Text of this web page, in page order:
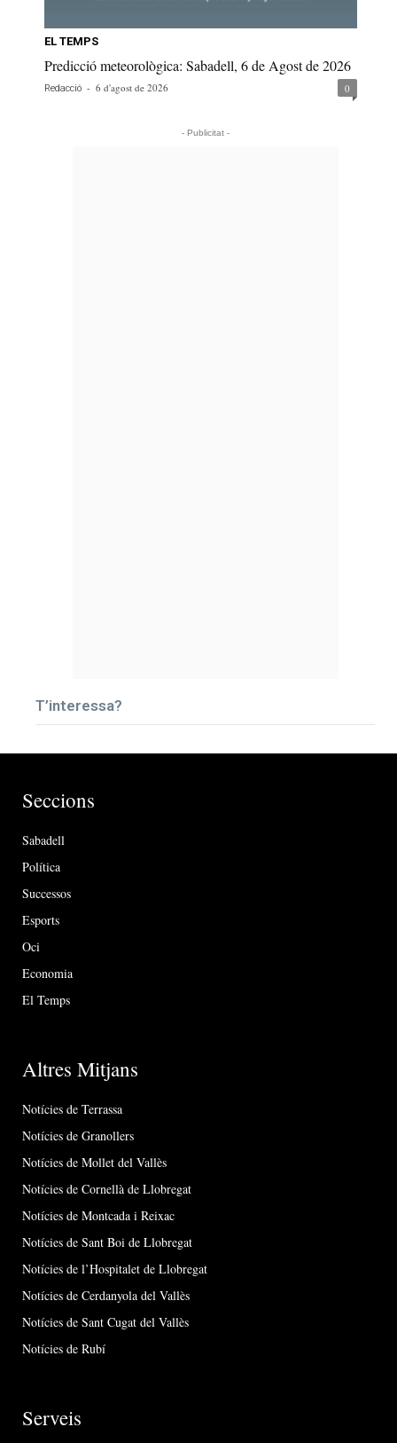
EL TEMPS
Predicció meteorològica: Sabadell, 6 de Agost de 2026
Redacció - 6 d'agost de 2026 0
- Publicitat -
T’interessa?
Seccions
Sabadell
Política
Successos
Esports
Oci
Economia
El Temps
Altres Mitjans
Notícies de Terrassa
Notícies de Granollers
Notícies de Mollet del Vallès
Notícies de Cornellà de Llobregat
Notícies de Montcada i Reixac
Notícies de Sant Boi de Llobregat
Notícies de l’Hospitalet de Llobregat
Notícies de Cerdanyola del Vallès
Notícies de Sant Cugat del Vallès
Notícies de Rubí
Serveis